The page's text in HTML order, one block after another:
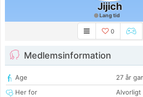
Jijich
Lang tid
0
Medlemsinformation
Age
27 år
Her for
Alvorligt